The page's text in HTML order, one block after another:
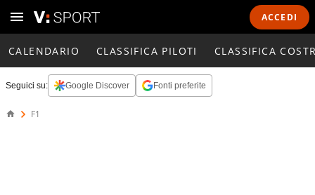
ACCEDI
CALENDARIO CLASSIFICA PILOTI CLASSIFICA
Seguici su: Google Discover Fonti preferite
F1